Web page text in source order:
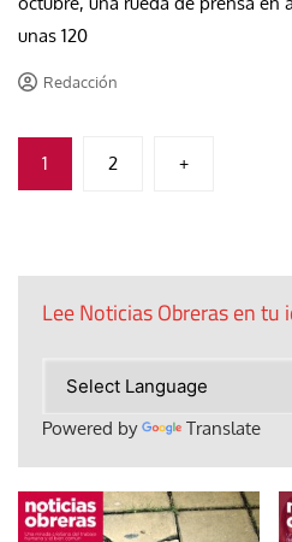
unas 120
Redacción
Paginación
de
1 2 +
Lee Noticias Obreras en tu
Powered by Translate